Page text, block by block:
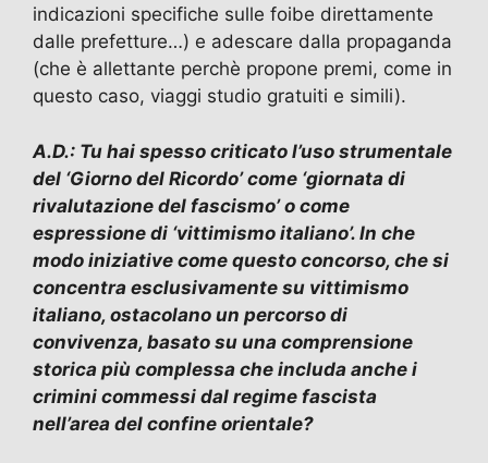
indicazioni specifiche sulle foibe direttamente
dalle prefetture…) e adescare dalla propaganda
(che è allettante perchè propone premi, come in
questo caso, viaggi studio gratuiti e simili).
A.D.: Tu hai spesso criticato l’uso strumentale
del ‘Giorno del Ricordo’ come ‘giornata di
rivalutazione del fascismo’ o come
espressione di ‘vittimismo italiano’. In che
modo iniziative come questo concorso, che si
concentra esclusivamente su vittimismo
italiano, ostacolano un percorso di
convivenza, basato su una comprensione
storica più complessa che includa anche i
crimini commessi dal regime fascista
nell’area del confine orientale?